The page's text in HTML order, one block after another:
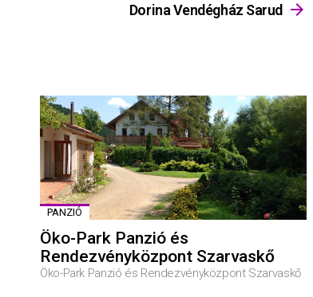
Dorina Vendégház Sarud
PANZIÓ
Öko-Park Panzió és
Rendezvényközpont Szarvaskő
Öko-Park Panzió és Rendezvényközpont Szarvaskő